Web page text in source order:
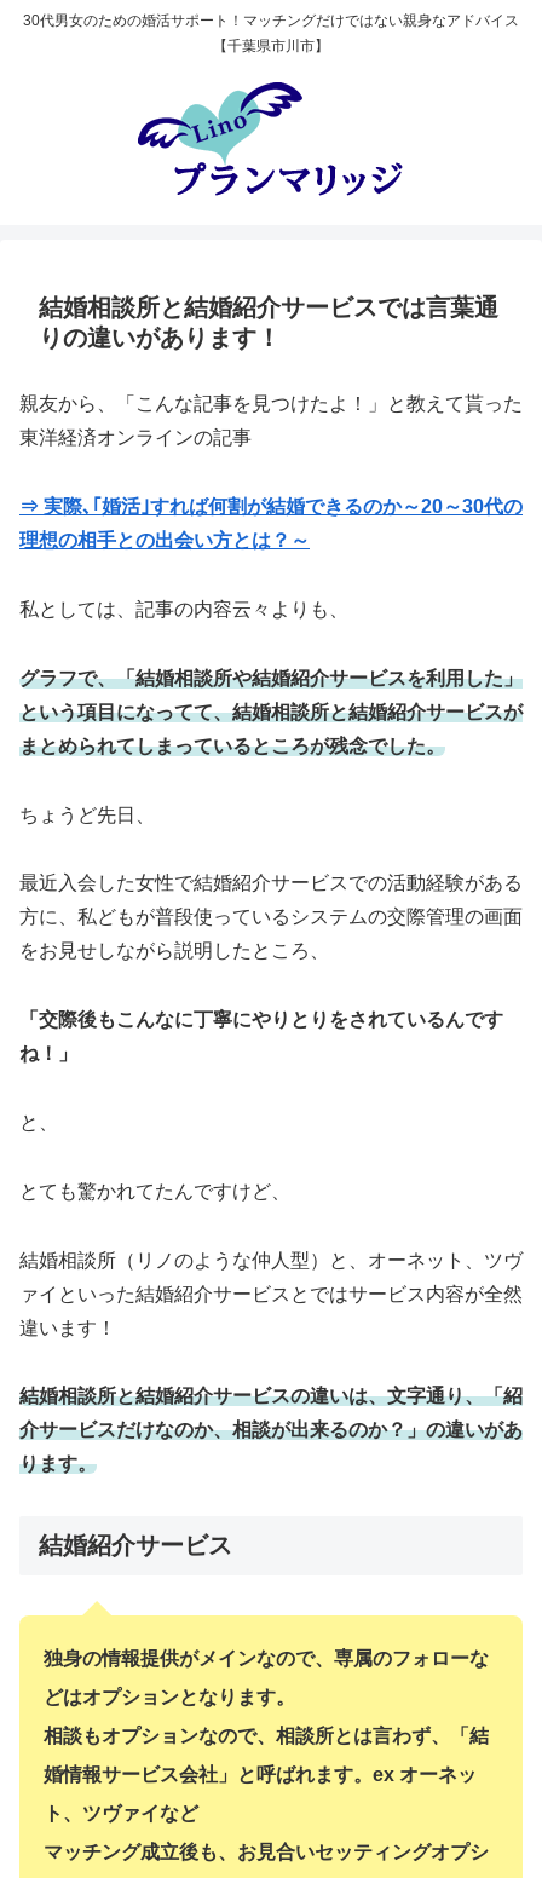
30代男女のための婚活サポート！マッチングだけではない親身なアドバイス
【千葉県市川市】
結婚相談所と結婚紹介サービスでは言葉通
りの違いがあります！
親友から、「こんな記事を見つけたよ！」と教えて貰った
東洋経済オンラインの記事
⇒ 実際､｢婚活｣すれば何割が結婚できるのか～20～30代の
理想の相手との出会い方とは？～
私としては、記事の内容云々よりも、
グラフで、「結婚相談所や結婚紹介サービスを利用した」
という項目になってて、結婚相談所と結婚紹介サービスが
まとめられてしまっているところが残念でした。
ちょうど先日、
最近入会した女性で結婚紹介サービスでの活動経験がある
方に、私どもが普段使っているシステムの交際管理の画面
をお見せしながら説明したところ、
「交際後もこんなに丁寧にやりとりをされているんです
ね！」
と、
とても驚かれてたんですけど、
結婚相談所（リノのような仲人型）と、オーネット、ツヴ
ァイといった結婚紹介サービスとではサービス内容が全然
違います！
結婚相談所と結婚紹介サービスの違いは、文字通り、「紹
介サービスだけなのか、相談が出来るのか？」の違いがあ
ります。
結婚紹介サービス
独身の情報提供がメインなので、専属のフォローな
どはオプションとなります。
相談もオプションなので、相談所とは言わず、「結
婚情報サービス会社」と呼ばれます。ex オーネッ
ト、ツヴァイなど
マッチング成立後も、お見合いセッティングオプシ